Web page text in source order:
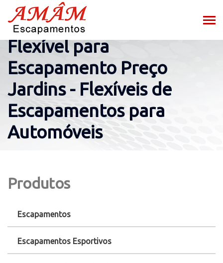
Flexível para
Escapamento Preço
Jardins - Flexíveis de
Escapamentos para
Automóveis
Produtos
Escapamentos
Escapamentos Esportivos